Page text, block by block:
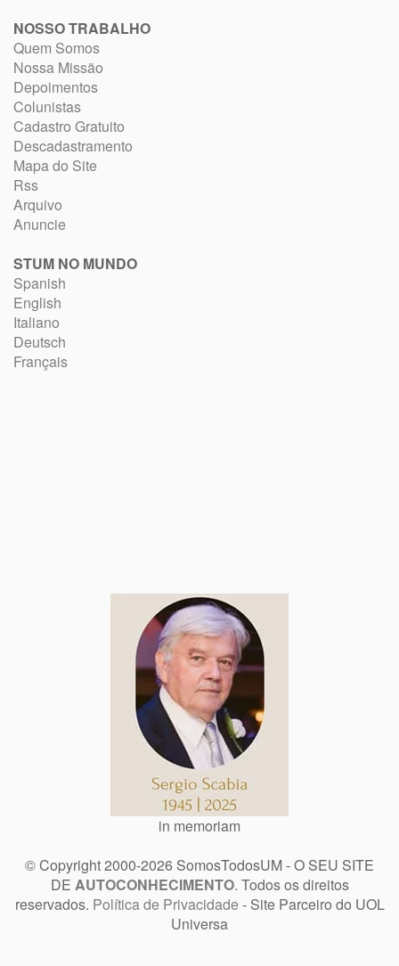
NOSSO TRABALHO
Quem Somos
Nossa Missão
Depoimentos
Colunistas
Cadastro Gratuito
Descadastramento
Mapa do Site
Rss
Arquivo
Anuncie
STUM NO MUNDO
Spanish
English
Italiano
Deutsch
Français
in memoriam
© Copyright 2000-2026 SomosTodosUM - O SEU SITE
DE AUTOCONHECIMENTO. Todos os direitos
reservados. Política de Privacidade - Site Parceiro do UOL
Universa